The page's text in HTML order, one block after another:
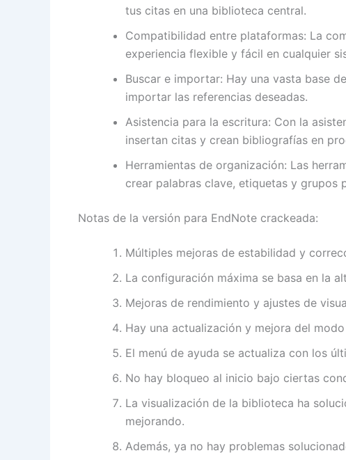
tus citas en una biblioteca central.
Compatibilidad entre plataformas: La
experiencia flexible y fácil en cualquier
Buscar e importar: Hay una vasta base
importar las referencias deseadas.
Asistencia para la escritura: Con la
insertan citas y crean bibliografías en
Herramientas de organización: Las
crear palabras clave, etiquetas y grupos
Notas de la versión para EndNote crackeada:
Múltiples mejoras de estabilidad y
La configuración máxima se basa en la
Mejoras de rendimiento y ajustes de
Hay una actualización y mejora del
El menú de ayuda se actualiza con los
No hay bloqueo al inicio bajo ciertas
La visualización de la biblioteca ha
mejorando.
Además, ya no hay problemas